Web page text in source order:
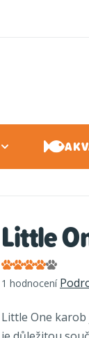
Little
Průměrné
hodnocení
je
1 hodnocení
Little One